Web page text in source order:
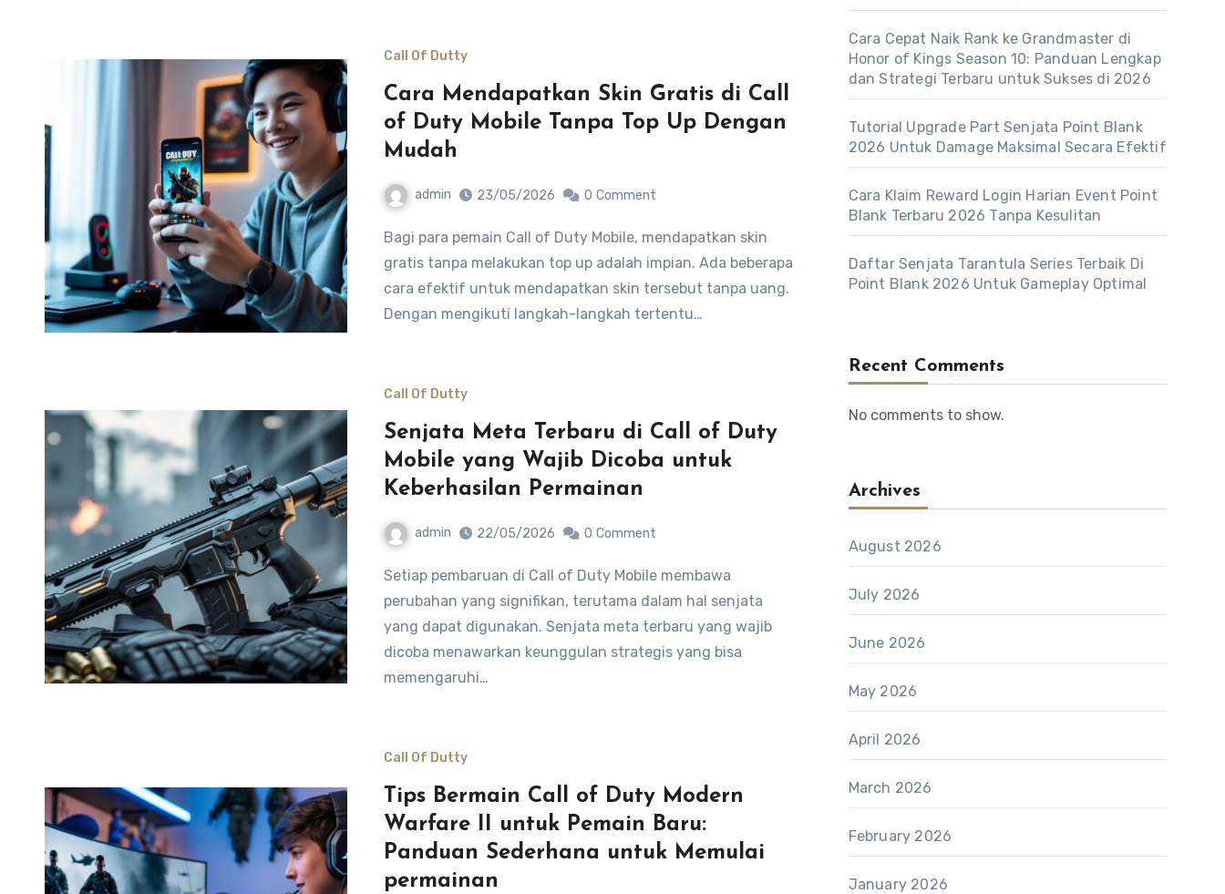
Call Of Dutty
Cara Mendapatkan Skin Gratis di Call
of Duty Mobile Tanpa Top Up Dengan
Mudah
admin 23/05/2026 0 Comment
Bagi para pemain Call of Duty Mobile, mendapatkan skin
gratis tanpa melakukan top up adalah impian. Ada beberapa
cara efektif untuk mendapatkan skin tersebut tanpa uang.
Dengan mengikuti langkah-langkah tertentu…
Call Of Dutty
Senjata Meta Terbaru di Call of Duty
Mobile yang Wajib Dicoba untuk
Keberhasilan Permainan
admin 22/05/2026 0 Comment
Setiap pembaruan di Call of Duty Mobile membawa
perubahan yang signifikan, terutama dalam hal senjata
yang dapat digunakan. Senjata meta terbaru yang wajib
dicoba menawarkan keunggulan strategis yang bisa
memengaruhi…
Call Of Dutty
Tips Bermain Call of Duty Modern
Warfare II untuk Pemain Baru:
Panduan Sederhana untuk Memulai
permainan
Cara Cepat Naik Rank ke Grandmaster di
Honor of Kings Season 10: Panduan Lengkap
dan Strategi Terbaru untuk Sukses di 2026
Tutorial Upgrade Part Senjata Point Blank
2026 Untuk Damage Maksimal Secara Efektif
Cara Klaim Reward Login Harian Event Point
Blank Terbaru 2026 Tanpa Kesulitan
Daftar Senjata Tarantula Series Terbaik Di
Point Blank 2026 Untuk Gameplay Optimal
Recent Comments
No comments to show.
Archives
August 2026
July 2026
June 2026
May 2026
April 2026
March 2026
February 2026
January 2026